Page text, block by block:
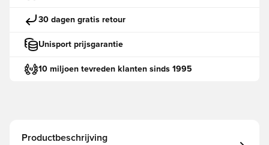
30 dagen gratis retour
Unisport prijsgarantie
10 miljoen tevreden klanten sinds 1995
Productbeschrijving